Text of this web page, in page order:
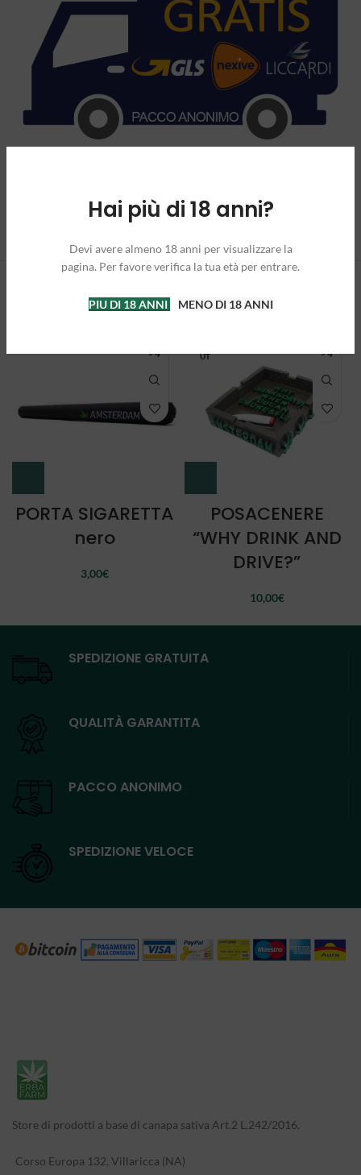
Hai più di 18 anni?
Devi avere almeno 18 anni per visualizzare la
pagina. Per favore verifica la tua età per entrare.
PIU DI 18 ANNI MENO DI 18 ANNI
PRODOTTI CORRELATI
PORTA SIGARETTA
nero
3,00€
UT
POSACENERE
“WHY DRINK AND
DRIVE?”
10,00€
SPEDIZIONE GRATUITA
QUALITÀ GARANTITA
PACCO ANONIMO
SPEDIZIONE VELOCE
Store di prodotti a base di canapa sativa Art.2 L.242/2016.
Corso Europa 132, Villaricca (NA)